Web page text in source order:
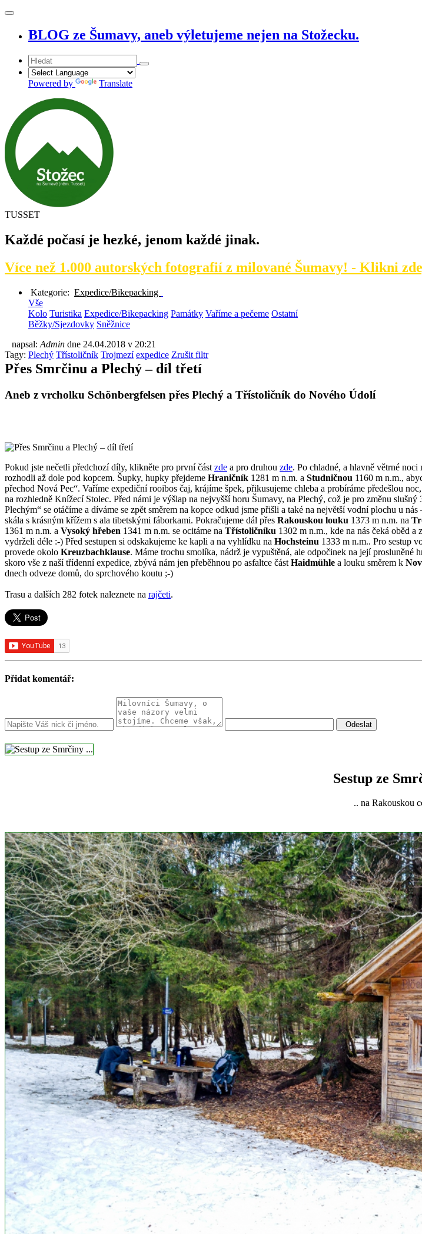
BLOG ze Šumavy, aneb výletujeme nejen na Stožecku.
Powered by Translate
TUSSET
Každé počasí je hezké, jenom každé jinak.
Více než 1.000 autorských fotografií z milované Šumavy! - Klikni
Kategorie: Expedice/Bikepacking
Vše
Kolo Turistika Expedice/Bikepacking Památky Vaříme a pečeme Ostatní
Běžky/Sjezdovky Sněžnice
napsal: Admin dne 24.04.2018 v 20:21
Tagy: Plechý Třístoličník Trojmezí expedice Zrušit filtr
Přes Smrčinu a Plechý – díl třetí
Aneb z vrcholku Schönbergfelsen přes Plechý a Třístoličník do Nového Údolí
Pokud jste nečetli předchozí díly, klikněte pro první část zde a pro druhou zde. Po chladné, a hlavně větrné
rozhodli až dole pod kopcem. Šupky, hupky přejdeme Hraničník 1281 m n.m. a Studničnou 1160 m n.m.,
přechod Nová Pec“. Vaříme expediční rooibos čaj, krájíme špek, přikusujeme chleba a probíráme předešlou
na rozhledně Knížecí Stolec. Před námi je výšlap na nejvyšší horu Šumavy, na Plechý, což je pro změnu
Plechým“ se otáčíme a díváme se zpět směrem na kopce odkud jsme přišli a také na největší vodní plochu u
skála s krásným křížem s ala tibetskými fáborkami. Pokračujeme dál přes Rakouskou louku 1373 m n.m. na
1361 m n.m. a Vysoký hřeben 1341 m n.m. se ocitáme na Třístoličníku 1302 m n.m., kde na nás čeká oběd
vydrželi déle :-) Před sestupen si odskakujeme ke kapli a na vyhlídku na Hochsteinu 1333 m n.m.. Pro sestup
provede okolo Kreuzbachklause. Máme trochu smolíka, nádrž je vypuštěná, ale odpočinek na její
skoro vše z naší třídenní expedice, zbývá nám jen přeběhnou po asfaltce část Haidmühle a louku směrem k
dnech odveze domů, do sprchového koutu ;-)
Trasu a dalších 282 fotek naleznete na rajčeti.
Přidat komentář:
Odeslat
Sestup ze
.. na Rakouskou